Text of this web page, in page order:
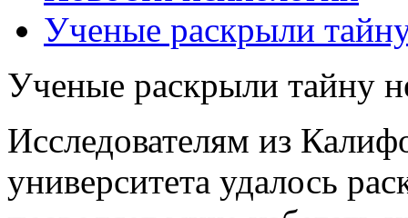
Ученые раскрыли
Ученые раскрыли тайну
Исследователям из
университета удалось